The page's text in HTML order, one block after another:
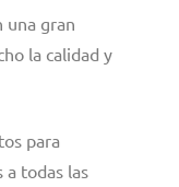
una gran
la calidad y
para
a todas las